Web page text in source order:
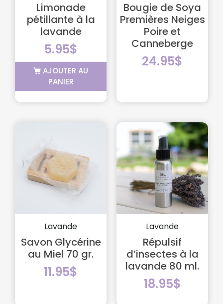
Limonade
pétillante à la
lavande
5.95$
AJOUTER AU
PANIER
Bougie de Soya
Premières Neiges
Poire et
Canneberge
24.95$
Lavande
Savon Glycérine
au Miel 70 gr.
11.95$
Lavande
Répulsif
d’insectes à la
lavande 80 ml.
18.95$